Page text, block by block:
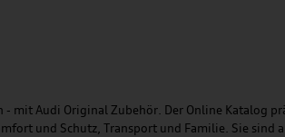
mit Audi Original Zubehör. Der Online Katalog
und Schutz, Transport und Familie. Sie sind